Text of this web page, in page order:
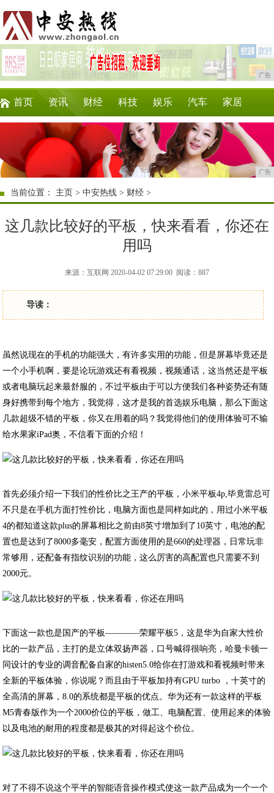
广告
首页 资讯 财经 科技 娱乐 汽车 家居
游戏 美食 商讯 时尚 微商
广告
当前位置： 主页 >中安热线 > 财经 >
这几款比较好的平板，快来看看，你还在
用吗
来源：互联网 2020-04-02 07:29:00 阅读：887
导读：
虽然说现在的手机的功能强大，有许多实用的功能，但是屏幕毕竟还是
一个小手机啊，要是论玩游戏还有看视频，视频通话，这当然还是平板
或者电脑玩起来最舒服的，不过平板由于可以方便我们各种姿势还有随
身好携带到每个地方，我觉得，这才是我的首选娱乐电脑，那么下面这
几款超级不错的平板，你又在用着的吗？我觉得他们的使用体验可不输
给水果家iPad奥，不信看下面的介绍！
首先必须介绍一下我们的性价比之王产的平板，小米平板4p,毕竟雷总可
不只是在手机方面打性价比，电脑方面也是同样如此的，用过小米平板
4的都知道这款plus的屏幕相比之前由8英寸增加到了10英寸，电池的配
置也是达到了8000多毫安，配置方面使用的是660的处理器，日常玩非
常够用，还配备有指纹识别的功能，这么厉害的高配置也只需要不到
2000元。
下面这一款也是国产的平板————荣耀平板5，这是华为自家大性价
比的一款产品，主打的是立体双扬声器，口号喊得很响亮，哈曼卡顿一
同设计的专业的调音配备自家的histen5.0给你在打游戏和看视频时带来
全新的平板体验，你说呢？而且由于平板加持有GPU turbo ，十英寸的
全高清的屏幕，8.0的系统都是平板的优点。华为还有一款这样的平板
M5青春版作为一个2000价位的平板，做工、电脑配置、使用起来的体验
以及电池的耐用的程度都是极其的对得起这个价位。
对了不得不说这个平半的智能语音操作模式使这一款产品成为一个一个